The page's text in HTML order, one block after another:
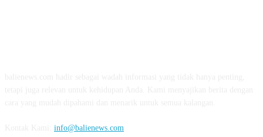
info@balienews.com